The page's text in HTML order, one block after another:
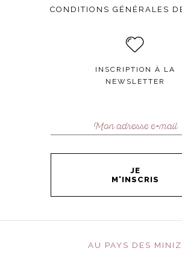
CONDITIONS GÉNÉRALES
INSCRIPTION À LA
NEWSLETTER
JE
M'INSCRIS
AU PAYS DES MINIZ